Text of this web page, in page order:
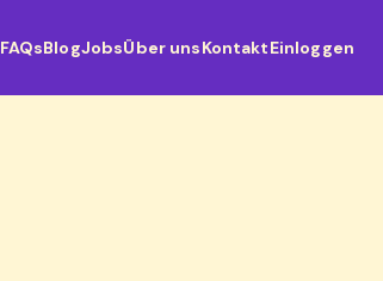
FAQsBlogJobsÜber unsKontaktEinloggen